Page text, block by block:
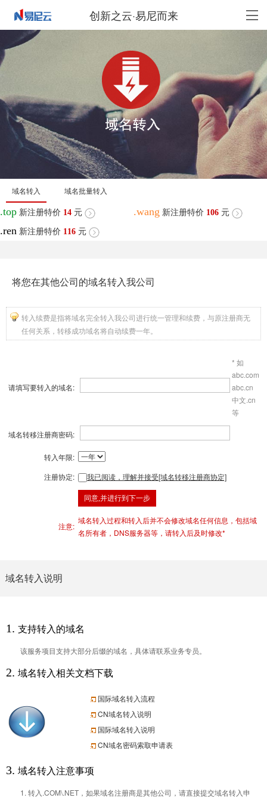
创新之云·易尼而来
域名转入 域名批量转入
.top 新注册特价 14 元 .wang 新注册特价 106 元
.ren 新注册特价 116 元
将您在其他公司的域名转入我公司
转入续费是指将域名完全转入我公司进行统一管理和续费，与原注册商无
任何关系，转移成功域名将自动续费一年。
请填写要转入的域名:
* 如
abc.com
abc.cn
中文.cn
等
域名转移注册商密码:
转入年限:
注册协定:
我已阅读，理解并接受[域名转移注册商协定]
注意:
域名转入过程和转入后并不会修改域名任何信息，包括域
名所有者，DNS服务器等，请转入后及时修改*
域名转入说明
1. 支持转入的域名
该服务项目支持大部分后缀的域名，具体请联系业务专员。
2. 域名转入相关文档下载
国际域名转入流程
CN域名转入说明
国际域名转入说明
CN域名密码索取申请表
3. 域名转入注意事项
1. 转入.COM\.NET，如果域名注册商是其他公司，请直接提交域名转入申